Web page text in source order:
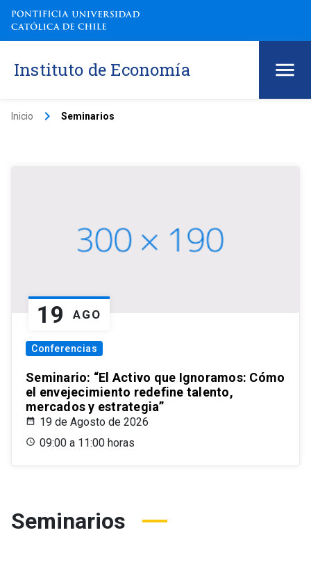
Instituto de Economía
Inicio keyboard_arrow_right Seminarios
19 AGO
Conferencias
Seminario: “El Activo que Ignoramos: Cómo
el envejecimiento redefine talento,
mercados y estrategia”
19 de Agosto de 2026
09:00 a 11:00 horas
Seminarios